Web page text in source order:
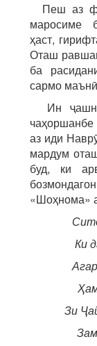
Пеш аз
маросиме
ҳаст,
Оташ
ба
сармо
Ин ҷашн
аз иди
мардум
буд, ки
«Шоҳнома»
Ки
Зи